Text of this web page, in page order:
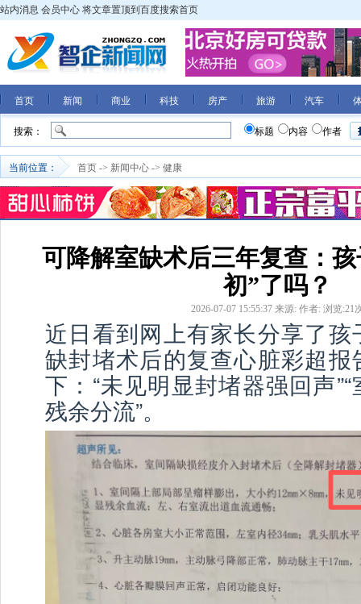
站内消息 会员中心 将文章置顶到百度搜索首页
首页 新闻 商业 科技 房产 旅游 汽车
搜索： 标题 内容 作者
当前位置： 首页 -> 新闻中心 -> 健康
可降解室缺术后三年复查：
初”了吗？
2026-07-07 15:55:37 来源: 作者: 浏览:21
近日看到网上有家长分享了
缺封堵术后的复查心脏彩超
下：“未见明显封堵器强回声
残余分流”。